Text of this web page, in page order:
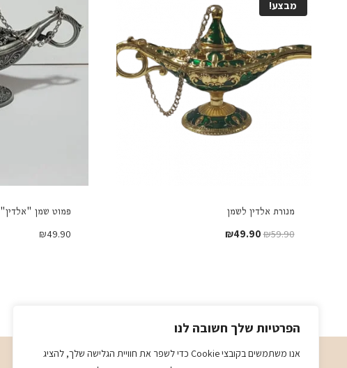
הפרטיות שלך חשובה לנו
אנו משתמשים בקובצי Cookie כדי לשפר את חוויית הגלישה שלך, להציג
מבצע!
מנורת אלדין לשמן
₪59.90
המחיר ₪49.90 המחיר
פמוט שמן "אלדין"
₪49.90